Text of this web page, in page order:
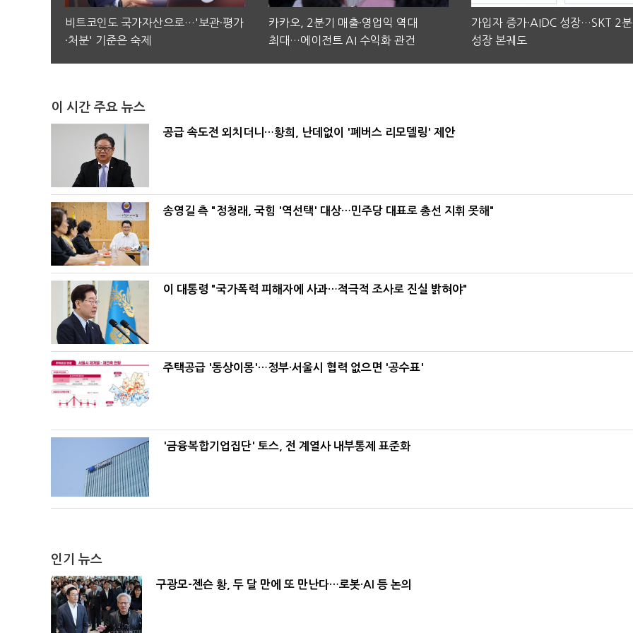
비트코인도 국가자산으로…'보관·평가
·처분' 기준은 숙제
카카오, 2분기 매출·영업익 역대
최대…에이전트 AI 수익화 관건
가입자 증가·AIDC 성장…SKT 2
성장 본궤도
이 시간 주요 뉴스
공급 속도전 외치더니…황희, 난데없이 '폐버스 리모델링' 제안
송영길 측 "정청래, 국힘 '역선택' 대상…민주당 대표로 총선 지휘 못해"
이 대통령 "국가폭력 피해자에 사과…적극적 조사로 진실 밝혀야"
주택공급 '동상이몽'…정부·서울시 협력 없으면 '공수표'
'금융복합기업집단' 토스, 전 계열사 내부통제 표준화
인기 뉴스
구광모-젠슨 황, 두 달 만에 또 만난다…로봇·AI 등 논의